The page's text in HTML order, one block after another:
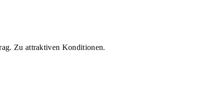
Zu attraktiven Konditionen.